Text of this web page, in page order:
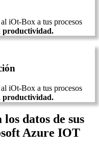
iOt-Box a tus procesos
productividad.
iOt-Box a tus procesos
productividad.
datos de sus
Azure IOT